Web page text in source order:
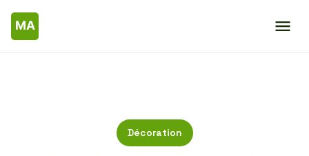
Décoration